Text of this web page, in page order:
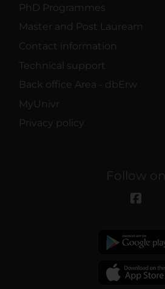
PhD Programmes
Master and Post Lauream
Contact information
Technical support
Back office Area - dbErw
MyUnivr
Privacy policy
Follow on